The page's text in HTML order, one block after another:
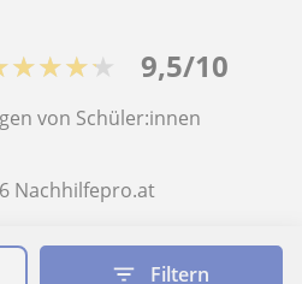
Filtern
9,5/10
von Schüler:innen
Nachhilfepro.at
Lehrkräfte